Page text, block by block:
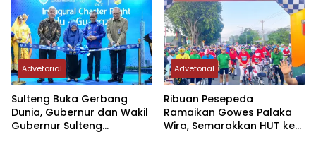
Advetorial
Sulteng Buka Gerbang
Dunia, Gubernur dan Wakil
Gubernur Sulteng
Advetorial
Ribuan Pesepeda
Ramaikan Gowes Palaka
Wira, Semarakkan HUT ke-1